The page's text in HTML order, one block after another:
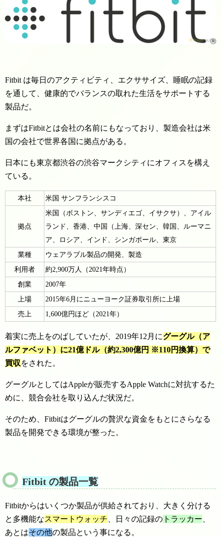
Fitbit は毎日のアクティビティ、エクササイズ、睡眠の記録
を通して、健康的でバランスの取れた生活をサポートする
製品だ。
まずはFitbitとは会社の名前にもなっており、製造会社は米
国の会社で世界各国に拠点がある。
日本にも東京都渋谷の渋谷マークシティにオフィスを構え
ている。
本社 米国 サンフランシスコ
拠点
米国（ボストン、サンディエゴ、イサクサ）、アイル
ランド、香港、中国（上海、深セン、韓国、ルーマニ
ア、ロシア、インド、シンガポール、東京
業種
ウェアラブル製品の開発、製造
利用者
約2,900万人（2021年時点）
創業
2007年
上場
2015年6月にニューヨーク証券取引所に上場
売上
1,600億円ほど（2021年）
着実に売上をのばしていたが、2019年12月にグーグル（ア
ルファベット）に21億ドル（約2,300億円 ※110円換算）で
買収をされた。
グーグルとしてはAppleが販売するApple Watchに対抗するた
めに、競合会社を取り込んだ状況だ。
そのため、Fitbitはグーグルの贅沢な資金をもとにさらなる
製品を開発できる環境が整った。
Fitbit の製品一覧
Fitbitからはいくつか製品が供給されており、大きく分ける
と多機能なスマートウォッチ 、日々の記録の トラッカー
あとはその他の製品という事になる。